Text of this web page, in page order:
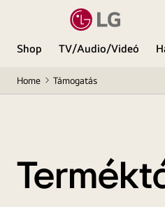
Shop TV/Audio/Videó
Home Támogatás